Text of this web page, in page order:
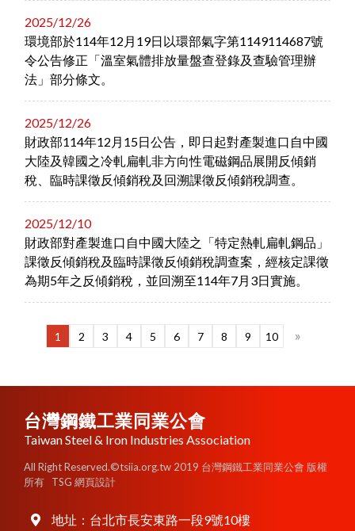
2025/12/26
環境部於114年12月19日以環部氣字第1149114687號
令公告修正「溫室氣體排放量盤查登錄及查驗管理辦
法」部分條文。
2025/12/26
財政部114年12月15日公告，即日起對產製進口自中國
大陸及韓國之冷軋扁軋非方向性電磁鋼品展開反傾銷
稅、臨時課徵反傾銷稅及回溯課徵反傾銷稅調查。
2025/12/10
財政部對產製進口自中國大陸之「特定熱軋扁軋鋼品」
課徵反傾銷稅及臨時課徵反傾銷稅調查案，經核定課徵
為期5年之反傾銷稅，並回溯至114年7月3日實施。
1 2 3 4 5 6 7 8 9 10 »
台灣鋼鐵工業同業公會
Taiwan Steel & Iron Industries Association
All Right Reserved.©tsiia.org.tw 2019 台灣鋼鐵工業同業公會 版權
所有 TSG 網頁設計
地址： 台北市長安東路一段9號10樓